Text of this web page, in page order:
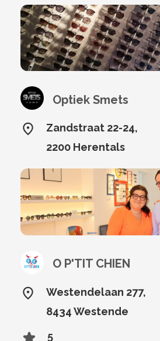
Optiek Smets
Zandstraat 22-24,
2200 Herentals
O P'TIT CHIEN
Westendelaan 277,
8434 Westende
5